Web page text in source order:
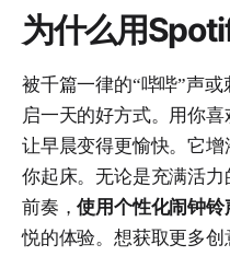
为什么用
被千篇一律的“哔哔”声
启一天的好方式。用你
让早晨变得更愉快。它
你起床。无论是充满活
前奏，使用个性化闹钟铃
悦的体验。想获取更多